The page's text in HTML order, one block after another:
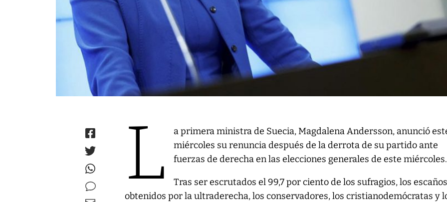
L
a primera ministra de Suecia, Magdalena Andersson, anunció
miércoles su renuncia después de la derrota de su partido ante
fuerzas de derecha en las elecciones generales de este miércoles.
Tras ser escrutados el 99,7 por ciento de los sufragios, los escaños
obtenidos por la ultraderecha, los conservadores, los cristianodemócratas y